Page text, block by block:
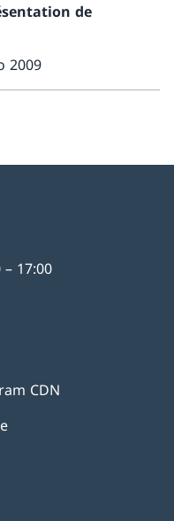
de
2009
17:00
CDN